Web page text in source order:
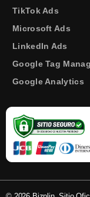
TikTok Ads
Microsoft Ads
LinkedIn Ads
Google Tag
Google Analytics